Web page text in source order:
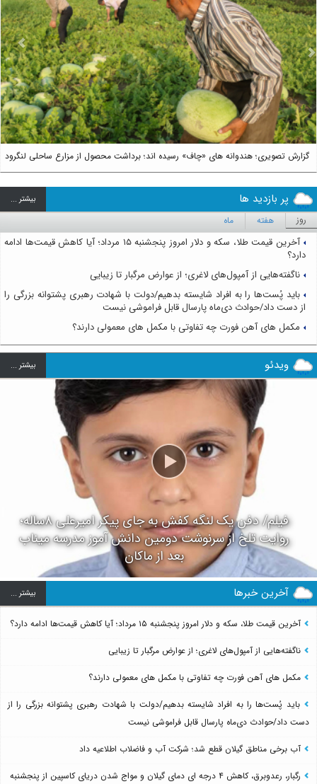
گزارش تصویری؛ هندوانه های «چاف» رسیده اند؛ برداشت محصول از مزارع ساحلی لنگرود
Next
پر بازدید ها بيشتر ...
روز هفته ماه
آخرین قیمت طلا، سکه و دلار امروز پنجشنبه ۱۵ مرداد؛ آیا کاهش قیمت‌ها ادامه
دارد؟
ناگفته‌هایی از آمپول‌های لاغری؛ از عوارض مرگبار تا زیبایی
باید پُست‌ها را به افراد شایسته بدهیم/دولت با شهادت رهبری پشتوانه بزرگی را
از دست داد/حوادث دی‌ماه پارسال قابل فراموشی نیست
مکمل های آهن فورت چه تفاوتی با مکمل های معمولی دارند؟
ویدئو بيشتر ...
فیلم/ دفن یک لنگه کفش به جای پیکر امیرعلی ۸ساله؛
روایت تلخ از سرنوشت دومین دانش آموز مدرسه میناب
بعد از ماکان
آخرین خبرها بيشتر ...
آخرین قیمت طلا، سکه و دلار امروز پنجشنبه ۱۵ مرداد؛ آیا کاهش قیمت‌ها ادامه دارد؟
ناگفته‌هایی از آمپول‌های لاغری؛ از عوارض مرگبار تا زیبایی
مکمل های آهن فورت چه تفاوتی با مکمل های معمولی دارند؟
باید پُست‌ها را به افراد شایسته بدهیم/دولت با شهادت رهبری پشتوانه بزرگی را از
دست داد/حوادث دی‌ماه پارسال قابل فراموشی نیست
آب برخی مناطق گیلان قطع شد؛ شرکت آب و فاضلاب اطلاعیه داد
رگبار، رعدوبرق، کاهش ۴ درجه ای دمای گیلان و مواج شدن دریای کاسپین از پنجشنبه